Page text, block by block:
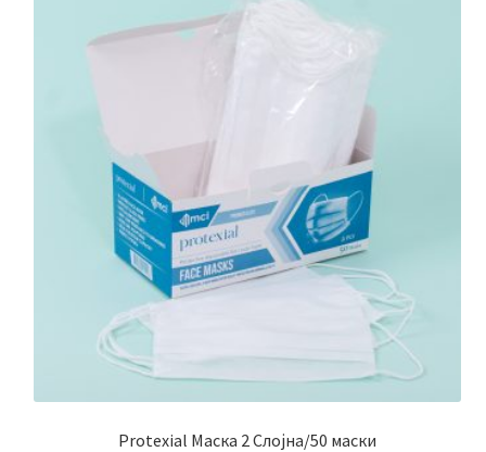
Protexial Маска 2 Слојна/50 маски